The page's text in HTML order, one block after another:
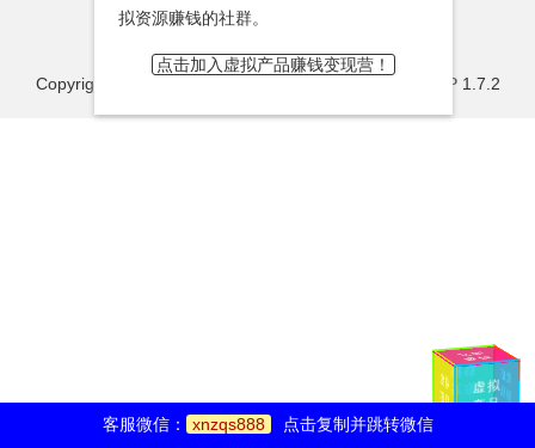
Copyright@ Z-BlogPHP 1.7.2
客服微信： xnzqs888 点击复制并跳转微信
拟资源赚钱的社群。
点击加入虚拟产品赚钱变现营！
虚拟
产品
变现
赚钱 微
信
赚
钱
虚
拟
项
目
立即
赚钱